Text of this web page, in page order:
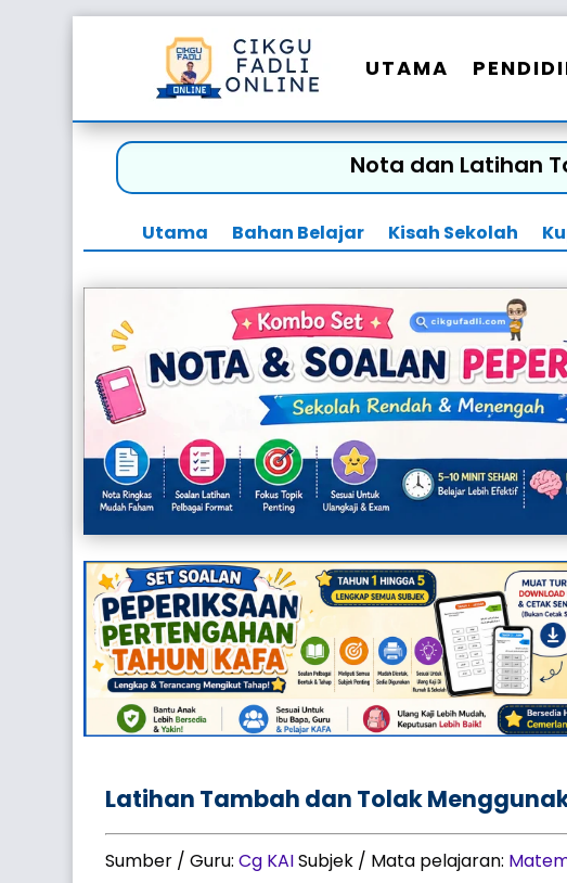
UTAMA
Nota dan Latihan
Utama Bahan Belajar Kisah Sekolah
Latihan Tambah dan Tolak
Sumber / Guru:Cg KAISubjek / Mata pelajaran: